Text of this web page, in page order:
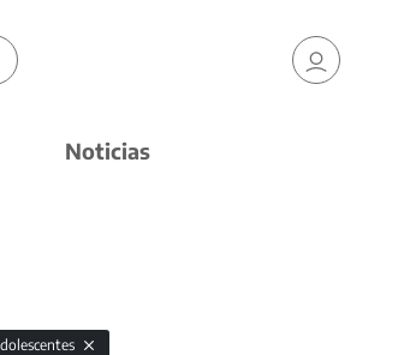
Noticias